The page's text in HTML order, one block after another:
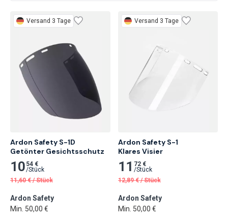
Versand 3 Tage
Ardon Safety S-1D
Getönter Gesichtsschutz
10 54 €
/Stück
11,60 € /Stück
Ardon Safety
Min. 50,00 €
Versand 3 Tage
Ardon Safety S-1
Klares Visier
11 72 €
/Stück
12,89 € /Stück
Ardon Safety
Min. 50,00 €